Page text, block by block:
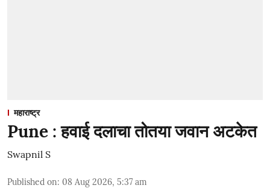
महाराष्ट्र
Pune : हवाई दलाचा तोतया जवान अटकेत
Swapnil S
Published on: 08 Aug 2026, 5:37 am